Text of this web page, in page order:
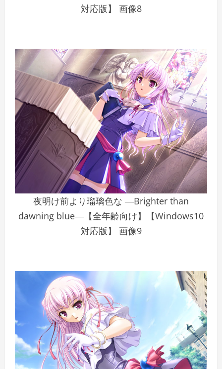
対応版】 画像8
夜明け前より瑠璃色な ―Brighter than
dawning blue―【全年齢向け】【Windows10
対応版】 画像9